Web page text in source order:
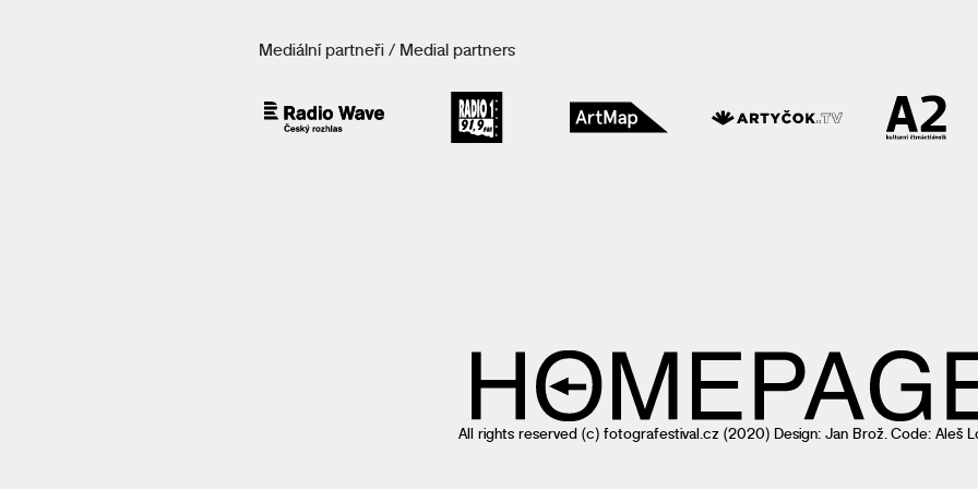
Mediální partneři / Medial partners
All rights reserved (c) fotografestival.cz (2020) Design: Jan Brož. Code: Aleš